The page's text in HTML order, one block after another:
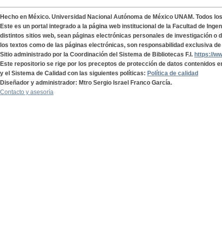
Hecho en México. Universidad Nacional Autónoma de México UNAM. Todos
Este es un portal integrado a la página web institucional de la Facultad de
distintos sitios web, sean páginas electrónicas personales de investigación o
los textos como de las páginas electrónicas, son responsabilidad exclusiva
Sitio administrado por la Coordinación del Sistema de Bibliotecas F.I. https://
Este repositorio se rige por los preceptos de protección de datos contenidos
y el Sistema de Calidad con las siguientes políticas: Política de calidad
Diseñador y administrador: Mtro Sergio Israel Franco García.
Contacto y asesoría